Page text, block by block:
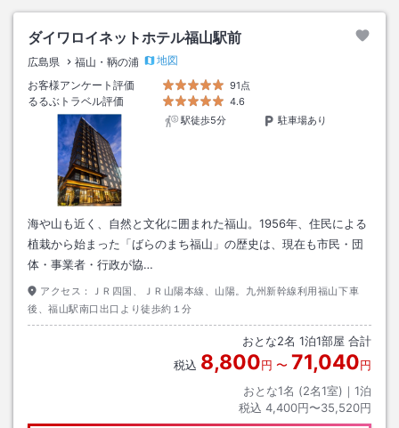
ダイワロイネットホテル福山駅前
広島県 福山・鞆の浦
地図
お客様アンケート評価
91点
るるぶトラベル評価
4.6
駅徒歩5分
駐車場あり
海や山も近く、自然と文化に囲まれた福山。1956年、住民による
植栽から始まった「ばらのまち福山」の歴史は、現在も市民・団
体・事業者・行政が協…
アクセス：
ＪＲ四国、ＪＲ山陽本線、山陽。九州新幹線利用福山下車
後、福山駅南口出口より徒歩約１分
おとな2名 1泊1部屋 合計
税込 8,800円 〜 71,040円
おとな1名 (2名1室)｜ 1泊
税込 4,400円〜35,520円